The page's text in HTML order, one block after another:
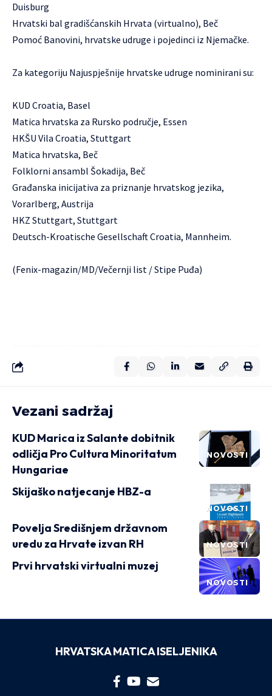
Duisburg
Hrvatski bal gradišćanskih Hrvata (virtualno), Beč
Pomoć Banovini, hrvatske udruge i pojedinci iz Njemačke.
Za kategoriju Najuspješnije hrvatske udruge nominirani su:
KUD Croatia, Basel
Matica hrvatska za Rursko područje, Essen
HKŠU Vila Croatia, Stuttgart
Matica hrvatska, Beč
Folklorni ansambl Šokadija, Beč
Građanska inicijativa za priznanje hrvatskog jezika,
Vorarlberg, Austrija
HKZ Stuttgart, Stuttgart
Deutsch-Kroatische Gesellschaft Croatia, Mannheim.
(Fenix-magazin/MD/Večernji list / Stipe Puđa)
Vezani sadržaj
NOVOSTI
KUD Marica iz Salante dobitnik
odličja Pro Cultura Minoritatum
Hungariae
NOVOSTI
Skijaško natjecanje HBZ-a
NOVOSTI
Povelja Središnjem državnom
uredu za Hrvate izvan RH
NOVOSTI
Prvi hrvatski virtualni muzej
HRVATSKA MATICA ISELJENIKA